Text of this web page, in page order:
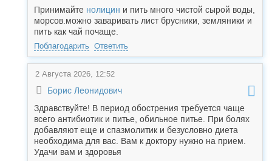
Принимайте нолицин и пить много чистой сырой воды,
морсов.можно заваривать лист брусники, земляники и
пить как чай почаще.
Поблагодарить Ответить
2 Августа 2026, 12:52
Борис Леонидович
Здравствуйте! В период обострения требуется чаще
всего антибиотик и питье, обильное питье. При болях
добавляют еще и спазмолитик и безусловно диета
необходима для вас. Вам к доктору нужно на прием.
Удачи вам и здоровья